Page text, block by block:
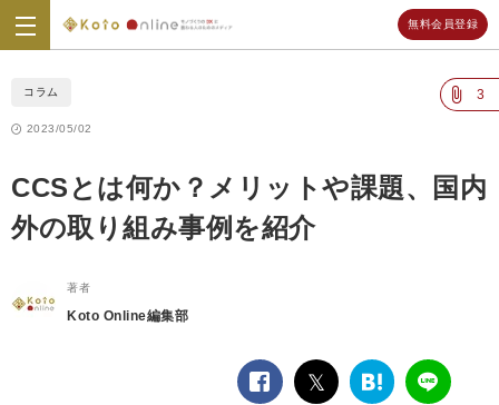
Koto
無料会員登録
コラム 3
2023/05/02
CCSとは何か？メリットや課題、国内
外の取り組み事例を紹介
著者
Koto Online編集部
facebook
twitterは
LINE